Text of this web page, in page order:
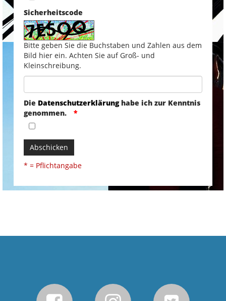
Sicherheitscode
Bitte geben Sie die Buchstaben und Zahlen aus dem
Bild hier ein. Achten Sie auf Groß- und
Kleinschreibung.
Die Datenschutzerklärunghabe ich zur Kenntnis
genommen.
Abschicken
* = Pflichtangabe